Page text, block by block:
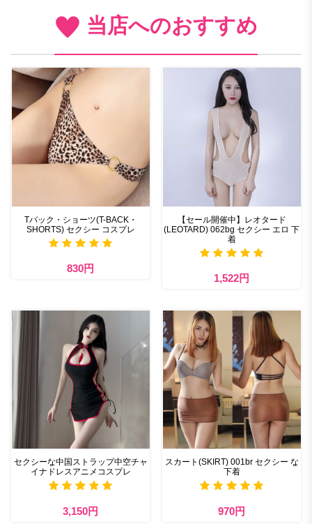
当店へのおすすめ
Tバック・ショーツ(T-BACK・
SHORTS) セクシー コスプレ
830円
【セール開催中】レオタード
(LEOTARD) 062bg セクシー エロ 下
着
1,522円
セクシーな中国ストラップ中空チャ
イナドレスアニメコスプレ
3,150円
スカート(SKIRT) 001br セクシー な
下着
970円